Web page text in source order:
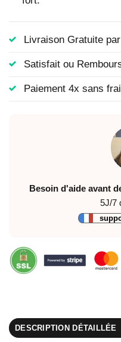
Livraison Gratuite
Satisfait ou
Paiement 4x sans
Besoin d'aide avant
5J/7
DESCRIPTION DÉTAILLÉE